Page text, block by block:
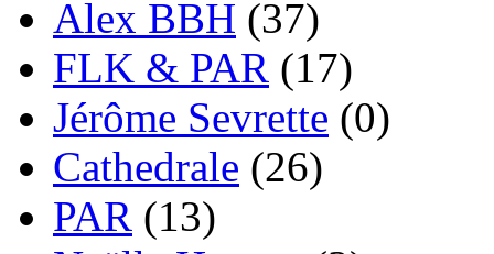
Alex BBH (37)
FLK & PAR (17)
Jérôme Sevrette (0)
Cathedrale (26)
PAR (13)